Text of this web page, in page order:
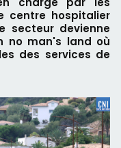
centre hospitalier
secteur devienne
no man's land où
des services de